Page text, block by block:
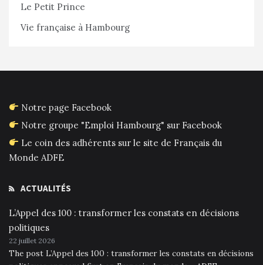
Le Petit Prince
Vie française à Hambourg
Notre page Facebook
Notre groupe "Emploi Hambourg" sur Facebook
Le coin des adhérents sur le site de Français du
Monde ADFE
ACTUALITÉS
L’Appel des 100 : transformer les constats en décisions
politiques
22 juillet 2026
The post L’Appel des 100 : transformer les constats en décisions